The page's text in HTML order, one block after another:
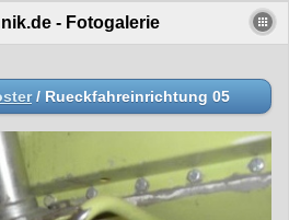
- Fotogalerie
/ Rueckfahreinrichtung 05